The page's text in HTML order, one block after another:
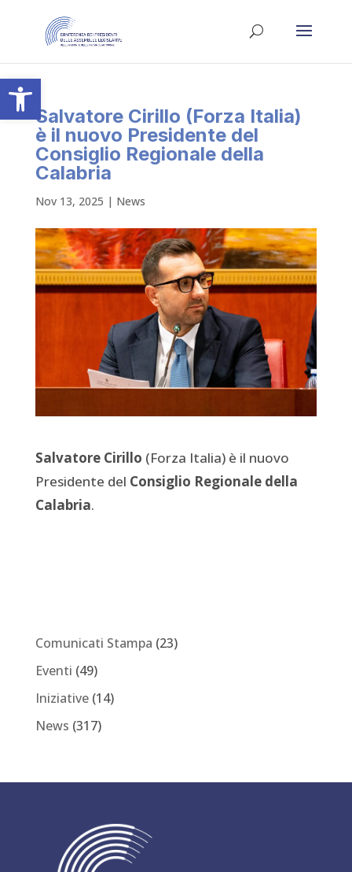
Apri la barra degli strumenti
Salvatore Cirillo (Forza Italia)
è il nuovo Presidente del
Consiglio Regionale della
Calabria
Nov 13, 2025 | News
Salvatore Cirillo (Forza Italia) è il nuovo
Presidente del Consiglio Regionale della
Calabria.
Comunicati Stampa (23)
Eventi (49)
Iniziative(14)
News (317)